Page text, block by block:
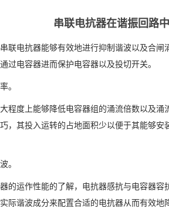
串联电抗器在谐振回路
电抗器能够有效地进行抑制谐波以及合闸
过电容器进而保护电容器以及投切开关。
。
度上能够降低电容器组的涌流倍数以及涌
，其投入运转的占地面积少以便于其能够
。
运作性能的了解，电抗器感抗与电容器容
际谐波成分来配置合适的电抗器从而有效